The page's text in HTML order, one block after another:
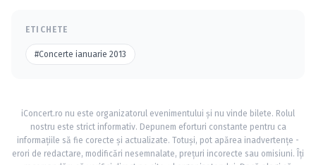
ETICHETE
#Concerte ianuarie 2013
iConcert.ro nu este organizatorul evenimentului și nu vinde bilete. Rolul
nostru este strict informativ. Depunem eforturi constante pentru ca
informațiile să fie corecte și actualizate. Totuși, pot apărea inadvertențe -
erori de redactare, modificări nesemnalate, prețuri incorecte sau omisiuni. Îți